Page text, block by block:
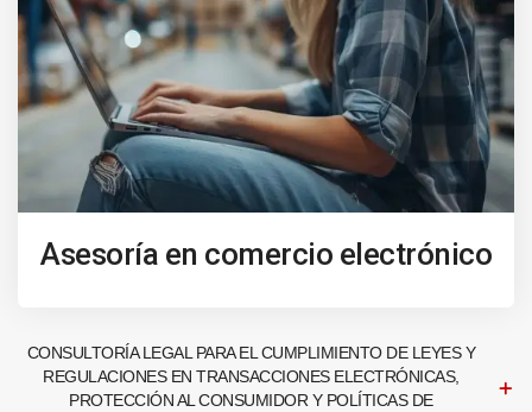
Asesoría en comercio electrónico
CONSULTORÍA LEGAL PARA EL CUMPLIMIENTO DE LEYES Y
REGULACIONES EN TRANSACCIONES ELECTRÓNICAS,
PROTECCIÓN AL CONSUMIDOR Y POLÍTICAS DE